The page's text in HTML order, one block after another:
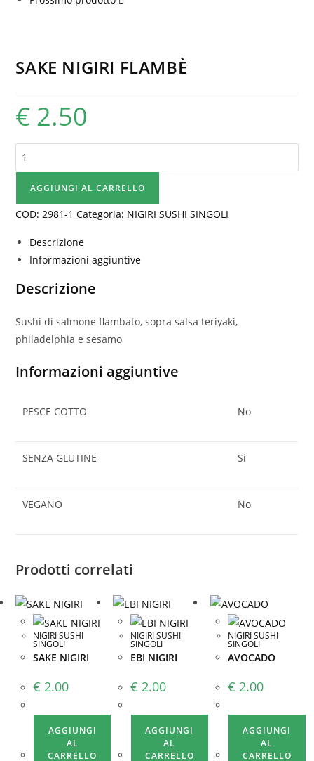
SAKE NIGIRI FLAMBÈ
€ 2.50
SAKE
NIGIRI
FLAMBÈ
quantità
AGGIUNGI AL CARRELLO
COD: 2981-1 Categoria: NIGIRI SUSHI SINGOLI
Descrizione
Informazioni aggiuntive
Descrizione
Sushi di salmone flambato, sopra salsa teriyaki,
philadelphia e sesamo
Informazioni aggiuntive
PESCE COTTO No
SENZA GLUTINE Si
VEGANO No
Prodotti correlati
NIGIRI SUSHI
SINGOLI
SAKE NIGIRI
€ 2.00
AGGIUNGI
AL
CARRELLO
NIGIRI SUSHI
SINGOLI
EBI NIGIRI
€ 2.00
AGGIUNGI
AL
CARRELLO
NIGIRI SUSHI
SINGOLI
AVOCADO
€ 2.00
AGGIUNGI
AL
CARRELLO